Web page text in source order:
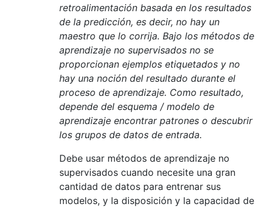
retroalimentación basada en los resultados
de la predicción, es decir, no hay un
maestro que lo corrija. Bajo los métodos de
aprendizaje no supervisados ​​no se
proporcionan ejemplos etiquetados y no
hay una noción del resultado durante el
proceso de aprendizaje. Como resultado,
depende del esquema / modelo de
aprendizaje encontrar patrones o descubrir
los grupos de datos de entrada.
Debe usar métodos de aprendizaje no
supervisados ​​cuando necesite una gran
cantidad de datos para entrenar sus
modelos, y la disposición y la capacidad de